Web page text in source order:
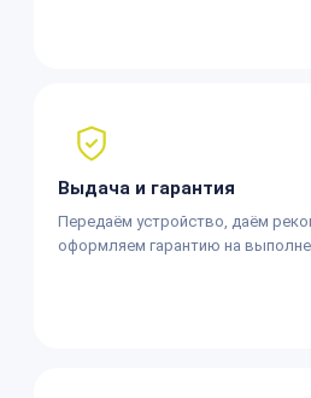
Выдача и гарантия
Передаём устройство, даём
оформляем гарантию на